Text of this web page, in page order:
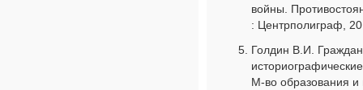
войны.
: Центрполиграф,
Голдин В.И.
М-во образования